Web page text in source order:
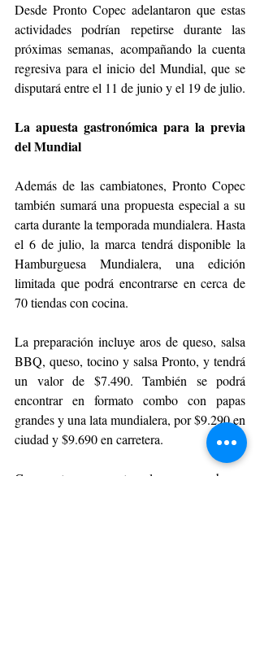
Desde Pronto Copec adelantaron que estas
actividades podrían repetirse durante las
próximas semanas, acompañando la cuenta
regresiva para el inicio del Mundial, que se
disputará entre el 11 de junio y el 19 de julio.
La apuesta gastronómica para la previa
del Mundial
Además de las cambiatones, Pronto Copec
también sumará una propuesta especial a su
carta durante la temporada mundialera. Hasta
el 6 de julio, la marca tendrá disponible la
Hamburguesa Mundialera, una edición
limitada que podrá encontrarse en cerca de
70 tiendas con cocina.
La preparación incluye aros de queso, salsa
BBQ, queso, tocino y salsa Pronto, y tendrá
un valor de $7.490. También se podrá
encontrar en formato combo con papas
grandes y una lata mundialera, por $9.290 en
ciudad y $9.690 en carretera.
Con esta propuesta, la marca busca